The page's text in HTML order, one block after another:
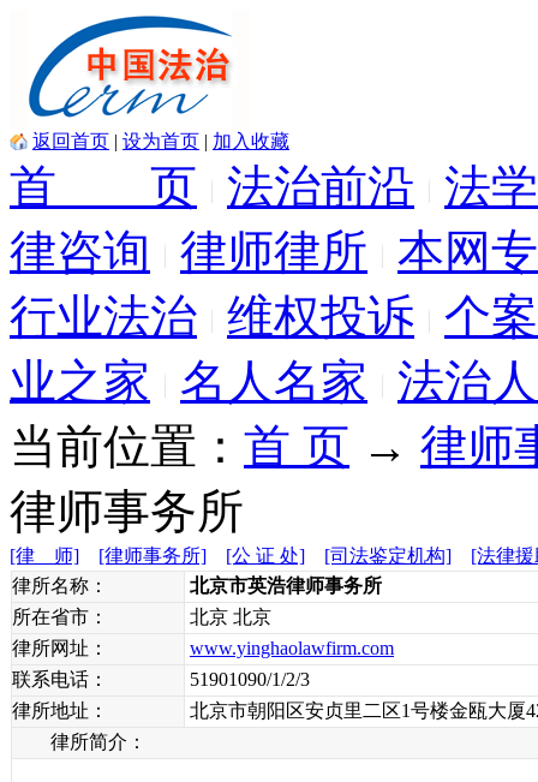
返回首页 | 设为首页 | 加入收藏
首 页 法治前沿
法
律咨询
律师律所
本网
行业法治 维权投诉
个
业之家
名人名家
法治
当前位置： 首 页 → 律师
律师事务所
[律 师] [律师事务所] [公 证 处] [司法鉴定机构]
[法律
律所名称：
北京市英浩律师事务所
所在省市：
北京 北京
律所网址：
www.yinghaolawfirm.com
联系电话：
51901090/1/2/3
律所地址：
北京市朝阳区安贞里二区1号楼金瓯大厦
律所简介：